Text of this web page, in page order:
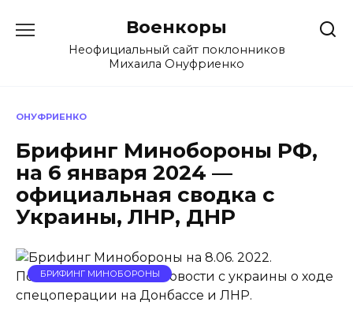
содержанию
Военкоры
Неофициальный сайт поклонников
Михаила Онуфриенко
ОНУФРИЕНКО
Брифинг Минобороны РФ,
на 6 января 2024 —
официальная сводка с
Украины, ЛНР, ДНР
БРИФИНГ МИНОБОРОНЫ